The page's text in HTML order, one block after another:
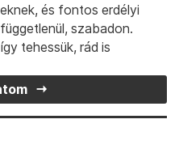
és fontos erdélyi
szabadon.
tehessük, rád is